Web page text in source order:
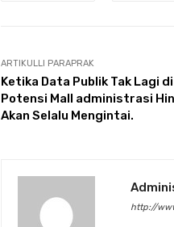
ARTIKULLI PARAPRAK
Ketika Data Publik Tak Lagi
Potensi Mall administrasi
Akan Selalu Mengintai.
http://